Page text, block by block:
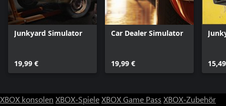
Junkyard Simulator
19,99 €
Car Dealer Simulator
19,99 €
XBOX konsolen XBOX-SpieleXBOX Game Pass XBOX-Zubehör